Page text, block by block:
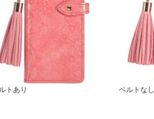
トあり ベルトなし